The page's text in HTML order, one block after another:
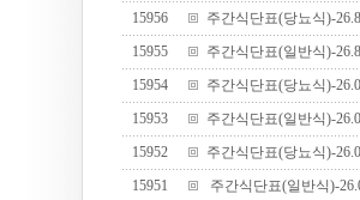
15956
주간식단표(당뇨식)-
15955
주간식단표(일반식)-
15954
주간식단표(당뇨식)-
15953
주간식단표(일반식)-
15952
주간식단표(당뇨식)-
15951
주간식단표(일반식)-